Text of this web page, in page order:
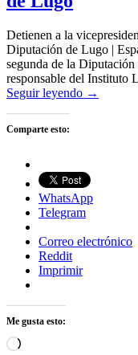
Detienen a la
Diputación de Lugo |
segunda de la
responsable del Instituto
Seguir leyendo →
Comparte esto:
WhatsApp
Telegram
Correo electrónico
Reddit
Imprimir
Me gusta esto:
Cargando...